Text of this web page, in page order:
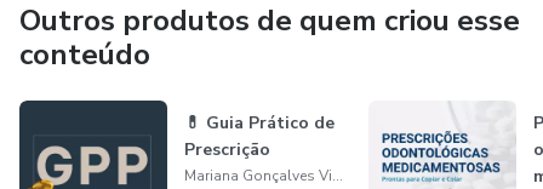
Outros produtos de quem criou esse
conteúdo
💊 Guia Prático de
Prescrição
Mariana Gonçalves Viana